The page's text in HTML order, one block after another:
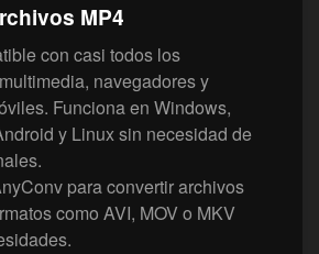
MP4
con casi todos los
navegadores y
Funciona en Windows,
y Linux sin necesidad de
para convertir archivos
como AVI, MOV o MKV